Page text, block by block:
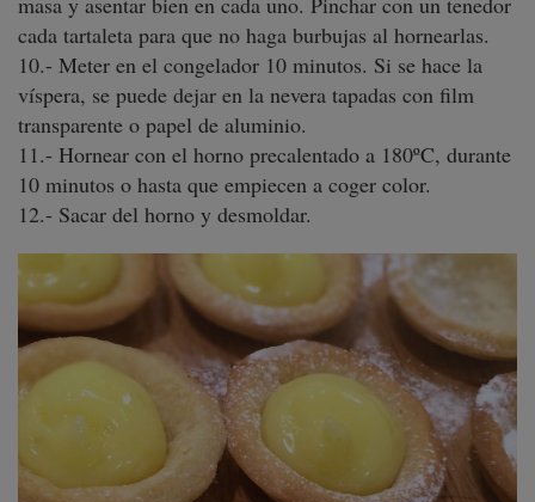
cada tartaleta para que no haga burbujas al hornearlas.
10.- Meter en el congelador 10 minutos. Si se hace la
víspera, se puede dejar en la nevera tapadas con film
transparente o papel de aluminio.
11.- Hornear con el horno precalentado a 180ºC, durante
10 minutos o hasta que empiecen a coger color.
12.- Sacar del horno y desmoldar.